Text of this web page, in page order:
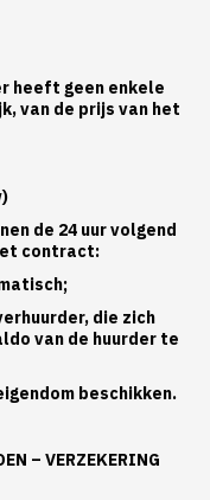
heeft geen enkele
van de prijs van het
de 24 uur volgend
contract:
die zich
van de huurder te
beschikken.
– VERZEKERING